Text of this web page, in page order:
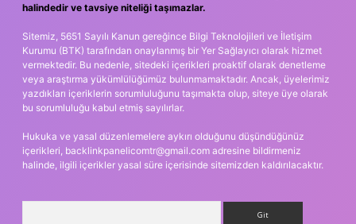
halindedir ve tavsiye niteliği taşımazlar.
Sitemiz, 5651 Sayılı Kanun gereğince Bilgi Teknolojileri ve İletişim
Kurumu (BTK) tarafından onaylanmış bir Yer Sağlayıcı olarak hizmet
vermektedir. Bu nedenle, sitedeki içerikleri proaktif olarak denetleme
veya araştırma yükümlülüğümüz bulunmamaktadır. Ancak, üyelerimiz
yazdıkları içeriklerin sorumluluğunu taşımakta olup, siteye üye olarak
bu sorumluluğu kabul etmiş sayılırlar.
Hukuka ve yasal düzenlemelere aykırı olduğunu düşündüğünüz
içerikleri, backlinkpanelicomtr@gmail.com adresine bildirmeniz
halinde, ilgili içerikler yasal süre içerisinde sitemizden kaldırılacaktır.